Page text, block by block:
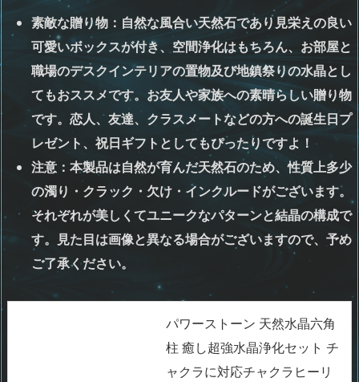
素敵な贈り物：自然な風合い天然石であり見栄えの良い
可愛いボックスが付き、空間浄化はもちろん、お部屋と
職場のデスクインテリアの置物及び地鎮祭りの水晶とし
てもおススメです。お友人や家族への素晴らしい贈り物
です。恋人、友達、クラスメートなどの方への誕生日プ
レゼント、祝日ギフトとしてもぴったりですよ！
注意：本製品は自然が育んだ天然石のため、性質上多少
の濁り・クラック・欠け・インクルードがございます。
それぞれが美しくてユニークなパターンと結晶の構成で
す。見た目は画像と異なる場合がございますので、予め
ご了承ください。
パワーストーン 天然水晶六角
柱 癒し超強水晶浄化セット チ
ャクラに対応チャクラヒーリ